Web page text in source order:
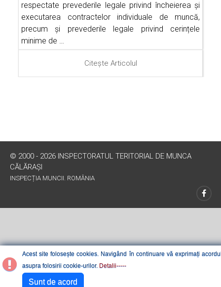
respectate prevederile legale privind încheierea și
executarea contractelor individuale de muncă,
precum și prevederile legale privind cerințele
minime de …
Citește Articolul
© 2000 - 2026 INSPECTORATUL TERITORIAL DE MUNCA
CĂLĂRAŞI
INSPECȚIA MUNCII. ROMÂNIA
Acest site folosește cookies. Navigând în continuare vă exprimați
asupra folosirii cookie-urilor. Detalii-----
Sunt de acord